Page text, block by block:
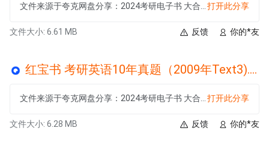
打开此分享
文件大小: 6.61 MB 你的*友
反馈
红宝书 考研英语10年真题（2009年Text3).mp3
打开此分享
文件大小: 6.28 MB 你的*友
反馈